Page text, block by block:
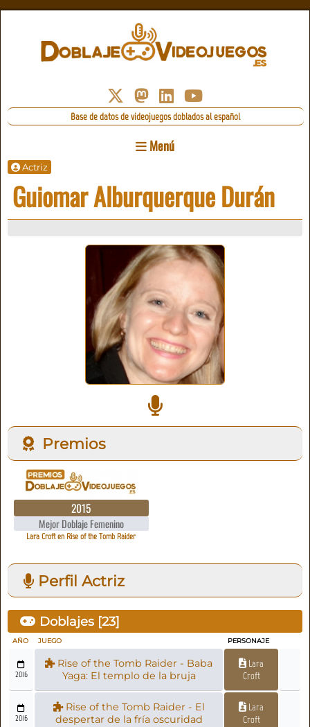
Base de datos de videojuegos doblados al español
Menú
Actriz
Guiomar Alburquerque Durán
Premios
2015
Mejor Doblaje Femenino
Lara Croft en Rise of the Tomb Raider
Perfil Actriz
Doblajes [23]
AÑO JUEGO PERSONAJE
2016
Rise of the Tomb Raider - Baba
Yaga: El templo de la bruja
Lara
Croft
2016
Rise of the Tomb Raider - El
despertar de la fría oscuridad
Lara
Croft